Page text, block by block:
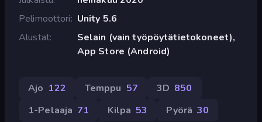
Pelimoottori
Unity 5.6
Alustat
Selain (vain työpöytätietokoneet),
App Store (Android)
Ajo 122 Temppu 57 3D 850
1-Pelaaja 71 Kilpa 53 Pyörä 30